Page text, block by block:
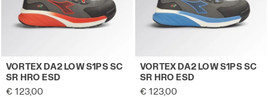
Sicherheitsschuh VORTEX DA2 LOW S1PS SC SR HRO
VORTEX DA2 LOW S1PS SC
SR HRO ESD
€ 123,00
Sicherheitsschuh VORTEX
VORTEX DA2 LOW S1PS SC
SR HRO ESD
€ 123,00